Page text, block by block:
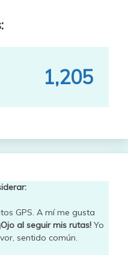
1,205
GPS. A mí me gusta
al seguir mis rutas! Yo
sentido común.